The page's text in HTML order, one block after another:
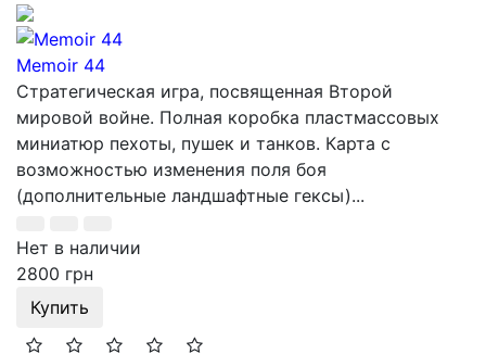
Memoir 44
Стратегическая игра, посвященная Второй
мировой войне. Полная коробка пластмассовых
миниатюр пехоты, пушек и танков. Карта с
возможностью изменения поля боя
(дополнительные ландшафтные гексы)...
Нет в наличии
2800 грн
Купить